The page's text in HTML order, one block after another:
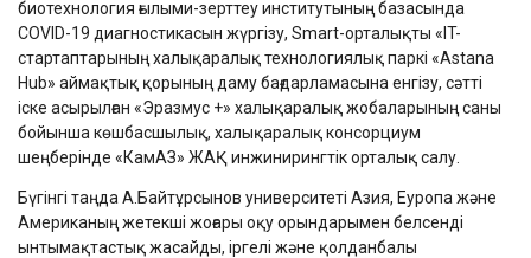
биотехнология ғылыми-зерттеу институтының базасында
COVID-19 диагностикасын жүргізу, Smart-орталықты «IT-
стартаптарының халықаралық технологиялық паркі «Astana
Hub» аймақтық қорының даму бағдарламасына енгізу, сәтті
іске асырылған «Эразмус +» халықаралық жобаларының саны
бойынша көшбасшылық, халықаралық консорциум
шеңберінде «КамАЗ» ЖАҚ инжинирингтік орталық салу.
Бүгінгі таңда А.Байтұрсынов университеті Азия, Еуропа және
Американың жетекші жоғары оқу орындарымен белсенді
ынтымақтастық жасайды, іргелі және қолданбалы